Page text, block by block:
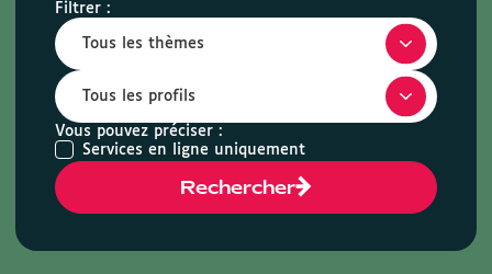
Filtrer :
Vous pouvez préciser :
Services en ligne uniquement
Rechercher